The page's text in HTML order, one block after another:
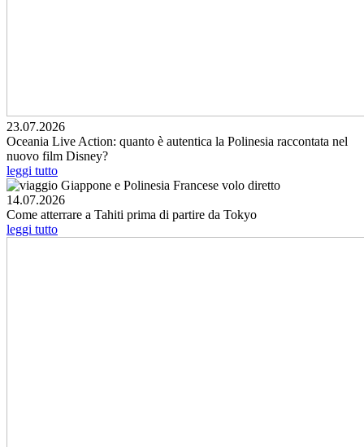
23.07.2026
Oceania Live Action: quanto è autentica la Polinesia raccontata nel
nuovo film Disney?
leggi tutto
14.07.2026
Come atterrare a Tahiti prima di partire da Tokyo
leggi tutto